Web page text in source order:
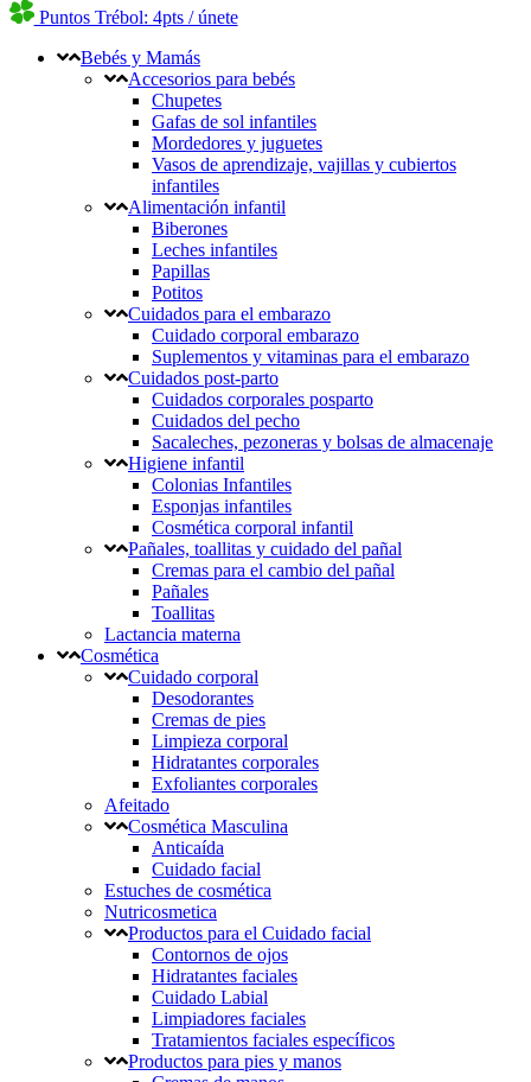
Puntos Trébol: 4pts / únete
Bebés y Mamás
Accesorios para bebés
Chupetes
Gafas de sol infantiles
Mordedores y juguetes
Vasos de aprendizaje, vajillas y cubiertos
infantiles
Alimentación infantil
Biberones
Leches infantiles
Papillas
Potitos
Cuidados para el embarazo
Cuidado corporal embarazo
Suplementos y vitaminas para el embarazo
Cuidados post-parto
Cuidados corporales posparto
Cuidados del pecho
Sacaleches, pezoneras y bolsas de almacenaje
Higiene infantil
Colonias Infantiles
Esponjas infantiles
Cosmética corporal infantil
Pañales, toallitas y cuidado del pañal
Cremas para el cambio del pañal
Pañales
Toallitas
Lactancia materna
Cosmética
Cuidado corporal
Desodorantes
Cremas de pies
Limpieza corporal
Hidratantes corporales
Exfoliantes corporales
Afeitado
Cosmética Masculina
Anticaída
Cuidado facial
Estuches de cosmética
Nutricosmetica
Productos para el Cuidado facial
Contornos de ojos
Hidratantes faciales
Cuidado Labial
Limpiadores faciales
Tratamientos faciales específicos
Productos para pies y manos